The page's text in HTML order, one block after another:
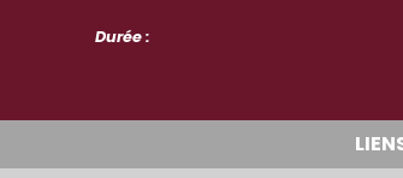
Durée :